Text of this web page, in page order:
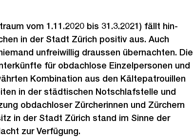
vom 1.11.2020 bis 31.3.2021) fällt hin-
in der Stadt Zürich positiv aus. Auch
unfreiwillig draussen übernachten. Die
für obdachlose Einzelpersonen und
Kombination aus den Kältepatrouillen
in der städtischen Notschlafstelle und
obdachloser Zürcherinnen und Zürchern
in der Stadt Zürich stand im Sinne der
zur Verfügung.